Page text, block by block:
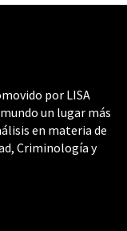
por LISA
un lugar más
en materia de
Criminología y